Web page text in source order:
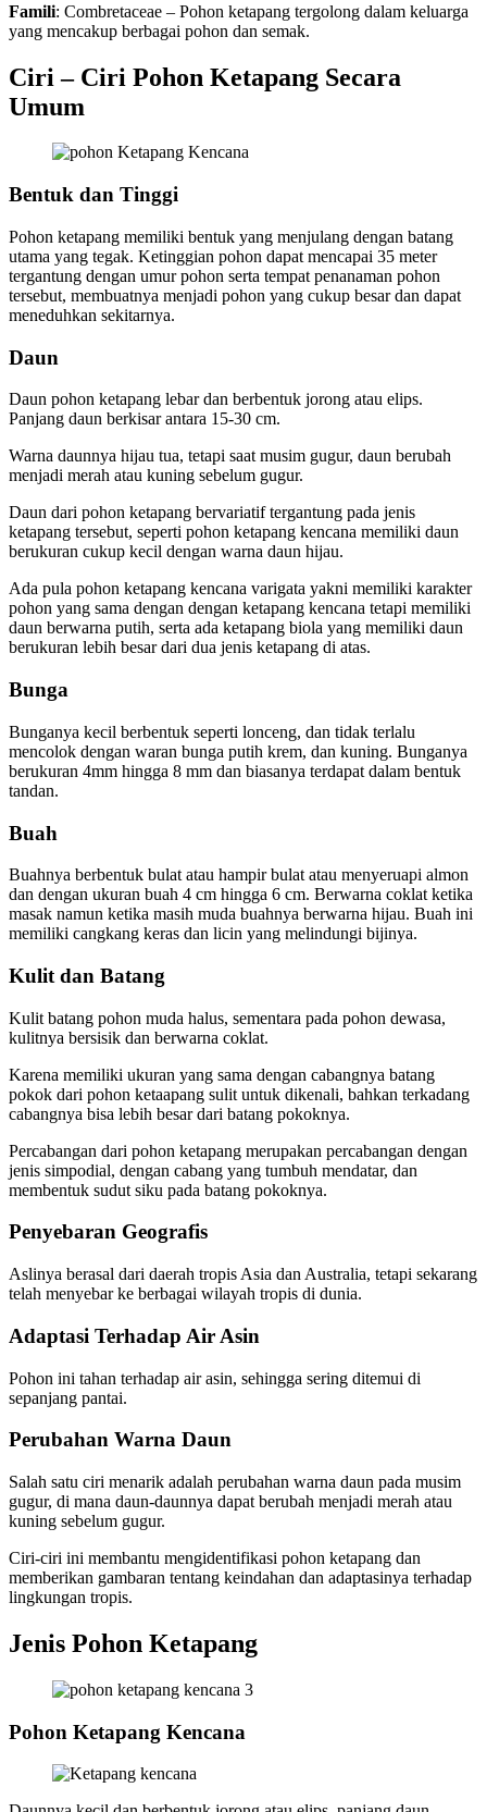
Famili: Combretaceae – Pohon ketapang tergolong dalam keluarga
yang mencakup berbagai pohon dan semak.
Ciri – Ciri Pohon Ketapang Secara
Umum
Bentuk dan Tinggi
Pohon ketapang memiliki bentuk yang menjulang dengan batang
utama yang tegak. Ketinggian pohon dapat mencapai 35 meter
tergantung dengan umur pohon serta tempat penanaman pohon
tersebut, membuatnya menjadi pohon yang cukup besar dan dapat
meneduhkan sekitarnya.
Daun
Daun pohon ketapang lebar dan berbentuk jorong atau elips.
Panjang daun berkisar antara 15-30 cm.
Warna daunnya hijau tua, tetapi saat musim gugur, daun berubah
menjadi merah atau kuning sebelum gugur.
Daun dari pohon ketapang bervariatif tergantung pada jenis
ketapang tersebut, seperti pohon ketapang kencana memiliki daun
berukuran cukup kecil dengan warna daun hijau.
Ada pula pohon ketapang kencana varigata yakni memiliki karakter
pohon yang sama dengan dengan ketapang kencana tetapi memiliki
daun berwarna putih, serta ada ketapang biola yang memiliki daun
berukuran lebih besar dari dua jenis ketapang di atas.
Bunga
Bunganya kecil berbentuk seperti lonceng, dan tidak terlalu
mencolok dengan waran bunga putih krem, dan kuning. Bunganya
berukuran 4mm hingga 8 mm dan biasanya terdapat dalam bentuk
tandan.
Buah
Buahnya berbentuk bulat atau hampir bulat atau menyeruapi almon
dan dengan ukuran buah 4 cm hingga 6 cm. Berwarna coklat ketika
masak namun ketika masih muda buahnya berwarna hijau. Buah ini
memiliki cangkang keras dan licin yang melindungi bijinya.
Kulit dan Batang
Kulit batang pohon muda halus, sementara pada pohon dewasa,
kulitnya bersisik dan berwarna coklat.
Karena memiliki ukuran yang sama dengan cabangnya batang
pokok dari pohon ketaapang sulit untuk dikenali, bahkan terkadang
cabangnya bisa lebih besar dari batang pokoknya.
Percabangan dari pohon ketapang merupakan percabangan dengan
jenis simpodial, dengan cabang yang tumbuh mendatar, dan
membentuk sudut siku pada batang pokoknya.
Penyebaran Geografis
Aslinya berasal dari daerah tropis Asia dan Australia, tetapi sekarang
telah menyebar ke berbagai wilayah tropis di dunia.
Adaptasi Terhadap Air Asin
Pohon ini tahan terhadap air asin, sehingga sering ditemui di
sepanjang pantai.
Perubahan Warna Daun
Salah satu ciri menarik adalah perubahan warna daun pada musim
gugur, di mana daun-daunnya dapat berubah menjadi merah atau
kuning sebelum gugur.
Ciri-ciri ini membantu mengidentifikasi pohon ketapang dan
memberikan gambaran tentang keindahan dan adaptasinya terhadap
lingkungan tropis.
Jenis Pohon Ketapang
Pohon Ketapang Kencana